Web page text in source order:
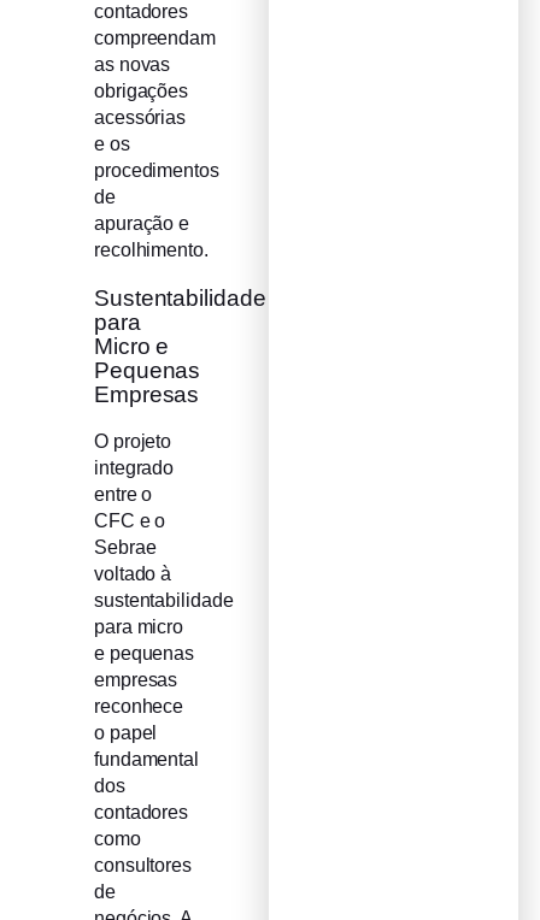
contadores
compreendam
as novas
obrigações
acessórias
e os
procedimentos
de
apuração e
recolhimento.
Sustentabilidade
para
Micro e
Pequenas
Empresas
O projeto
integrado
entre o
CFC e o
Sebrae
voltado à
sustentabilidade
para micro
e pequenas
empresas
reconhece
o papel
fundamental
dos
contadores
como
consultores
de